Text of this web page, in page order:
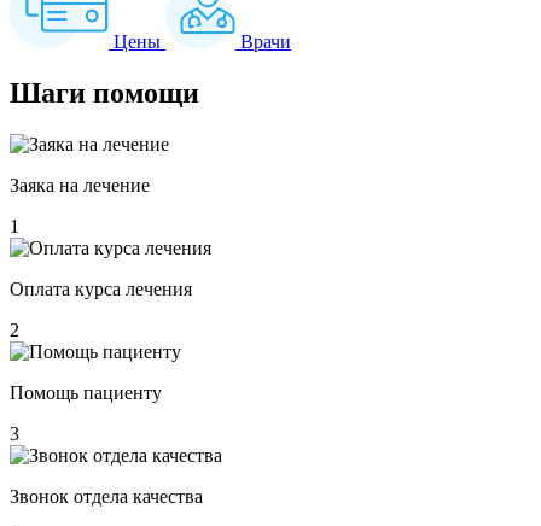
Цены Врачи
Шаги помощи
Заяка на лечение
1
Оплата курса лечения
2
Помощь пациенту
3
Звонок отдела качества